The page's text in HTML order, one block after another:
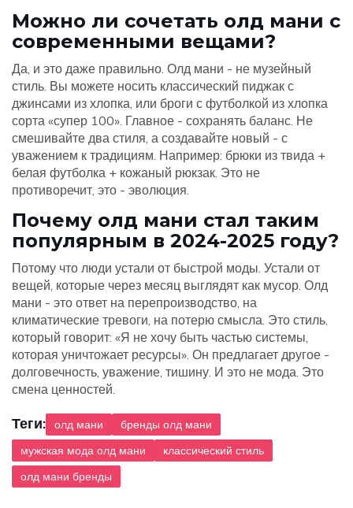
Можно ли сочетать олд мани с
современными вещами?
Да, и это даже правильно. Олд мани - не музейный
стиль. Вы можете носить классический пиджак с
джинсами из хлопка, или броги с футболкой из хлопка
сорта «супер 100». Главное - сохранять баланс. Не
смешивайте два стиля, а создавайте новый - с
уважением к традициям. Например: брюки из твида +
белая футболка + кожаный рюкзак. Это не
противоречит, это - эволюция.
Почему олд мани стал таким
популярным в 2024-2025 году?
Потому что люди устали от быстрой моды. Устали от
вещей, которые через месяц выглядят как мусор. Олд
мани - это ответ на перепроизводство, на
климатические тревоги, на потерю смысла. Это стиль,
который говорит: «Я не хочу быть частью системы,
которая уничтожает ресурсы». Он предлагает другое -
долговечность, уважение, тишину. И это не мода. Это
смена ценностей.
Теги: олд мани
бренды олд мани
мужская мода олд мани
классический стиль
олд мани бренды